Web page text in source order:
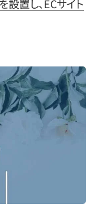
設置し、ECサイト